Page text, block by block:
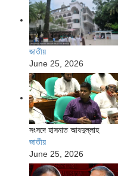
জাতীয়
June 25, 2026
সংসদে হাসনাত আবদুল্লাহ
জাতীয়
June 25, 2026